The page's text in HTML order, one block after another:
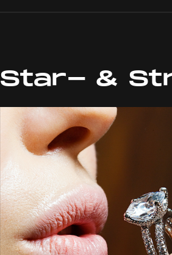
Star- &